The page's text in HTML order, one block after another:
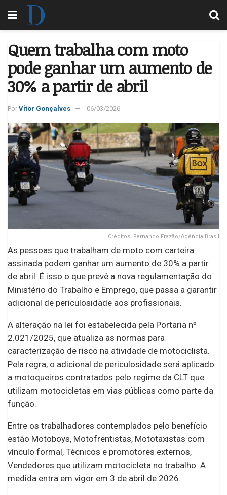
Quem trabalha com moto
pode ganhar um aumento de
30% a partir de abril
Por Vitor Gonçalves 06/03/2026
Créditos: Fernando Frazão/Agência Brasil
As pessoas que trabalham de moto com carteira
assinada podem ganhar um aumento de 30% a partir
de abril. É isso o que prevê a nova regulamentação do
Ministério do Trabalho e Emprego, que passa a garantir
adicional de periculosidade aos profissionais.
A alteração na lei foi estabelecida pela Portaria nº
2.021/2025, que atualiza as normas para
caracterização de risco na atividade de motociclista.
Pela regra, o adicional de periculosidade será aplicado
a motoqueiros contratados pelo regime da CLT que
utilizam motocicletas em vias públicas como parte da
função.
Entre os trabalhadores contemplados pelo benefício
estão Motoboys, Motofrentistas, Mototaxistas com
vínculo formal, Técnicos e promotores externos,
Vendedores que utilizam motocicleta no trabalho. A
medida entra em vigor em 3 de abril de 2026.